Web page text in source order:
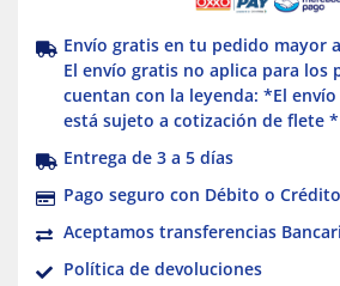
Envío gratis en tu pedido mayor
El envío gratis no aplica para los
cuentan con la leyenda: *El
está sujeto a cotización de flete *
Entrega de 3 a 5 días
Pago seguro con Débito o Crédito
Aceptamos transferencias
Política de devoluciones